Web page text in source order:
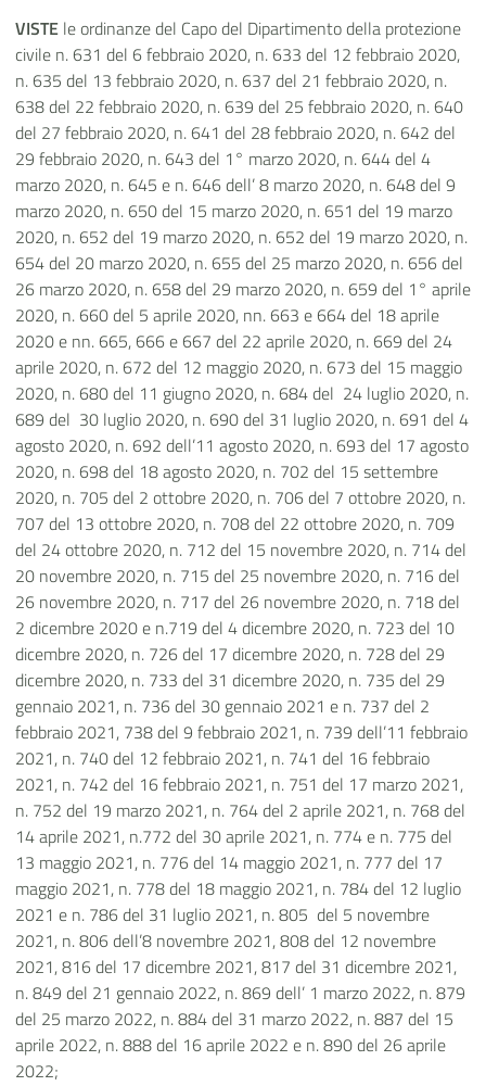
VISTE le ordinanze del Capo del Dipartimento della protezione
civile n. 631 del 6 febbraio 2020, n. 633 del 12 febbraio 2020,
n. 635 del 13 febbraio 2020, n. 637 del 21 febbraio 2020, n.
638 del 22 febbraio 2020, n. 639 del 25 febbraio 2020, n. 640
del 27 febbraio 2020, n. 641 del 28 febbraio 2020, n. 642 del
29 febbraio 2020, n. 643 del 1° marzo 2020, n. 644 del 4
marzo 2020, n. 645 e n. 646 dell’ 8 marzo 2020, n. 648 del 9
marzo 2020, n. 650 del 15 marzo 2020, n. 651 del 19 marzo
2020, n. 652 del 19 marzo 2020, n. 652 del 19 marzo 2020, n.
654 del 20 marzo 2020, n. 655 del 25 marzo 2020, n. 656 del
26 marzo 2020, n. 658 del 29 marzo 2020, n. 659 del 1° aprile
2020, n. 660 del 5 aprile 2020, nn. 663 e 664 del 18 aprile
2020 e nn. 665, 666 e 667 del 22 aprile 2020, n. 669 del 24
aprile 2020, n. 672 del 12 maggio 2020, n. 673 del 15 maggio
2020, n. 680 del 11 giugno 2020, n. 684 del 24 luglio 2020, n.
689 del 30 luglio 2020, n. 690 del 31 luglio 2020, n. 691 del 4
agosto 2020, n. 692 dell’11 agosto 2020, n. 693 del 17 agosto
2020, n. 698 del 18 agosto 2020, n. 702 del 15 settembre
2020, n. 705 del 2 ottobre 2020, n. 706 del 7 ottobre 2020, n.
707 del 13 ottobre 2020, n. 708 del 22 ottobre 2020, n. 709
del 24 ottobre 2020, n. 712 del 15 novembre 2020, n. 714 del
20 novembre 2020, n. 715 del 25 novembre 2020, n. 716 del
26 novembre 2020, n. 717 del 26 novembre 2020, n. 718 del
2 dicembre 2020 e n.719 del 4 dicembre 2020, n. 723 del 10
dicembre 2020, n. 726 del 17 dicembre 2020, n. 728 del 29
dicembre 2020, n. 733 del 31 dicembre 2020, n. 735 del 29
gennaio 2021, n. 736 del 30 gennaio 2021 e n. 737 del 2
febbraio 2021, 738 del 9 febbraio 2021, n. 739 dell’11 febbraio
2021, n. 740 del 12 febbraio 2021, n. 741 del 16 febbraio
2021, n. 742 del 16 febbraio 2021, n. 751 del 17 marzo 2021,
n. 752 del 19 marzo 2021, n. 764 del 2 aprile 2021, n. 768 del
14 aprile 2021, n.772 del 30 aprile 2021, n. 774 e n. 775 del
13 maggio 2021, n. 776 del 14 maggio 2021, n. 777 del 17
maggio 2021, n. 778 del 18 maggio 2021, n. 784 del 12 luglio
2021 e n. 786 del 31 luglio 2021, n. 805 del 5 novembre
2021, n. 806 dell’8 novembre 2021, 808 del 12 novembre
2021, 816 del 17 dicembre 2021, 817 del 31 dicembre 2021,
n. 849 del 21 gennaio 2022, n. 869 dell’ 1 marzo 2022, n. 879
del 25 marzo 2022, n. 884 del 31 marzo 2022, n. 887 del 15
aprile 2022, n. 888 del 16 aprile 2022 e n. 890 del 26 aprile
2022;